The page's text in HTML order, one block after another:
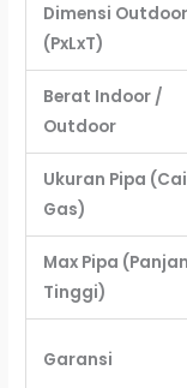
Dimensi Outdoor
(PxLxT)
Berat Indoor /
Outdoor
Ukuran Pipa
Gas)
Max Pipa
Tinggi)
Garansi